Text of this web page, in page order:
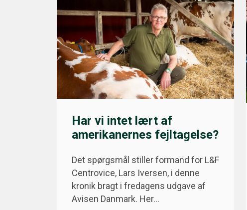
Har vi intet lært af
amerikanernes fejltagelse?
Det spørgsmål stiller formand for L&F
Centrovice, Lars Iversen, i denne
kronik bragt i fredagens udgave af
Avisen Danmark. Her…